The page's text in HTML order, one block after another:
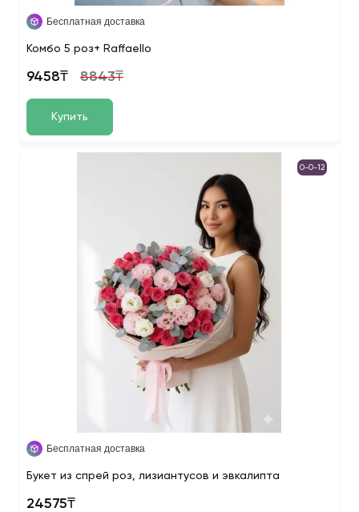
Бесплатная доставка
Комбо 5 роз+ Raffaello
9458₸ 8843₸
Купить
0-0-12
Бесплатная доставка
Букет из спрей роз, лизиантусов и эвкалипта
24575₸